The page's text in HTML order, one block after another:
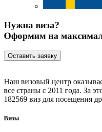
Нужна виза?
Оформим на
Оставить заявку
Наш визовый центр
все страны с 2011 года. За
182569 виз для посещения
Визы